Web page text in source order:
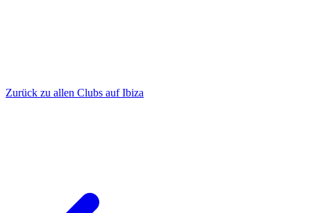
Zurück zu allen Clubs auf Ibiza